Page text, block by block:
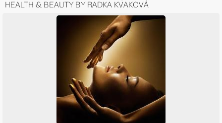
HEALTH & BEAUTY BY RADKA KVAKOVÁ